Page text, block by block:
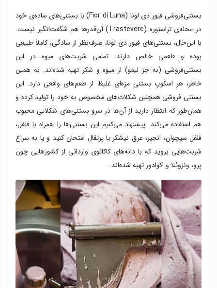
بستنی‌فروشی فیور دی لونا (Fior di Luna) با بستنی‌های ساده‌ی خود
در محله‌ی تراستِوره (Trastevere) آن‌قدرها هم شگفت‌انگیز نیست.
با این‌حال، بستنی‌های فیور دی لونا، صرف‌نظر از سادگی، کاملاً طبیعی
بوده و طعمی خالص دارند. تمامی شربت‌های میوه در این
بستنی‌فروشی (به جز لیمو) از میوه و شکر تهیه شده‌اند. به همین
خاطر، هر اسکوپ بستنی مزه‌ای غلیظ از طعم‌های واقعی دارد. این
بستنی‌ فروشی همچنین شکلات‌های مخصوص به خود را تولید کرده و
همان‌طور که انتظار دارید از آن‌ها در سرو بستنی‌های شکلاتی محبوب
هم استفاده می‌کند. پیشنهاد می‌کنیم این بستنی‌ها را همراه با فلفل،
فلفل سیچوان، انجیر، عرق نیشکر یا پرتقال امتحان کنید و یا به سراغ
شربت‌هایی بروید که با دانه‌های کاکائوی وارداتی از کشورهایی چون
پرو، ونزوئلا و اکوادور تهیه شده‌اند.